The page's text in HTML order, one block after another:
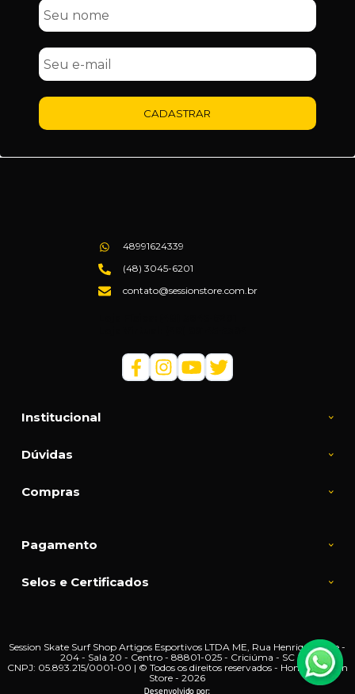
CADASTRAR
Institucional
Dúvidas
Compras
48991624339
(48) 3045-6201
contato@sessionstore.com.br
Pagamento
Selos e Certificados
Session Skate Surf Shop Artigos Esportivos LTDA ME, Rua Henrique Lage -
204 - Sala 20 - Centro - 88801-025 - Criciúma - SC
CNPJ: 05.893.215/0001-00 | © Todos os direitos reservados - Home | Session
Store - 2026